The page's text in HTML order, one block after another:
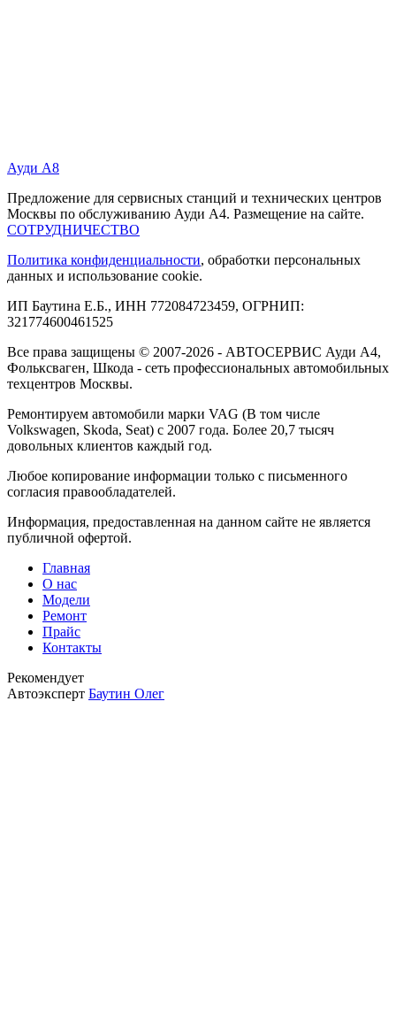
Ауди А8
Предложение для сервисных станций и технических центров
Москвы по обслуживанию Ауди А4. Размещение на сайте.
СОТРУДНИЧЕСТВО
Политика конфиденциальности, обработки персональных
данных и использование cookie.
ИП Баутина Е.Б., ИНН 772084723459, ОГРНИП:
321774600461525
Все права защищены © 2007-2026 - АВТОСЕРВИС Ауди А4,
Фольксваген, Шкода - сеть профессиональных автомобильных
техцентров Москвы.
Ремонтируем автомобили марки VAG (В том числе
Volkswagen, Skoda, Seat) с 2007 года. Более 20,7 тысяч
довольных клиентов каждый год.
Любое копирование информации только с письменного
согласия правообладателей.
Информация, предоставленная на данном сайте не является
публичной офертой.
Главная
О нас
Модели
Ремонт
Прайс
Контакты
Рекомендует
Автоэксперт Баутин Олег